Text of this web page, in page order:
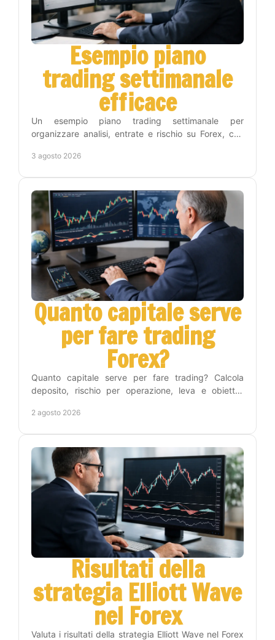
Esempio piano
trading settimanale
efficace
Un esempio piano trading settimanale per
organizzare analisi, entrate e rischio su Forex, con
inutili.
3 agosto 2026
Quanto capitale serve
per fare trading
Forex?
Quanto capitale serve per fare trading? Calcola
deposito, rischio per operazione, leva e obiettivi
disciplina.
2 agosto 2026
Risultati della
strategia Elliott Wave
nel Forex
Valuta i risultati della strategia Elliott Wave nel Forex